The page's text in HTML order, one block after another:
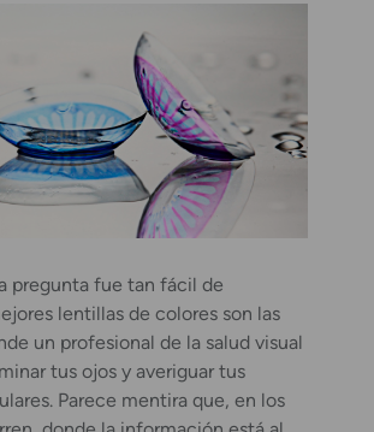
pregunta fue tan fácil de
lentillas de colores son las
un profesional de la salud visual
tus ojos y averiguar tus
Parece mentira que, en los